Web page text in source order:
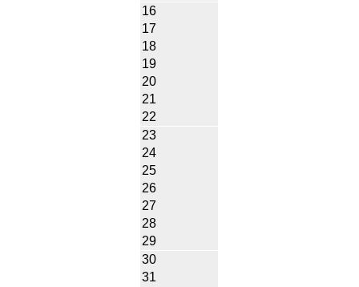
16
17
18
19
20
21
22
23
24
25
26
27
28
29
30
31